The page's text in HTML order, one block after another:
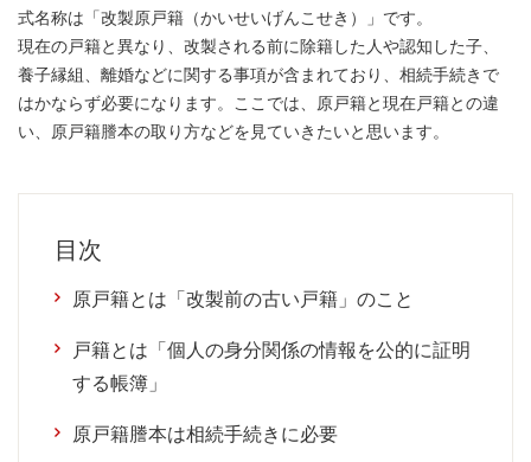
式名称は「改製原戸籍（かいせいげんこせき）」です。
現在の戸籍と異なり、改製される前に除籍した人や認知した子、
養子縁組、離婚などに関する事項が含まれており、相続手続きで
はかならず必要になります。ここでは、原戸籍と現在戸籍との違
い、原戸籍謄本の取り方などを見ていきたいと思います。
目次
原戸籍とは「改製前の古い戸籍」のこと
戸籍とは「個人の身分関係の情報を公的に証明
する帳簿」
原戸籍謄本は相続手続きに必要